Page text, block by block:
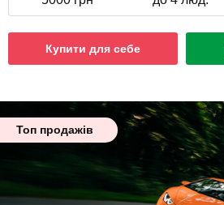
Купити для себе
Топ продажів